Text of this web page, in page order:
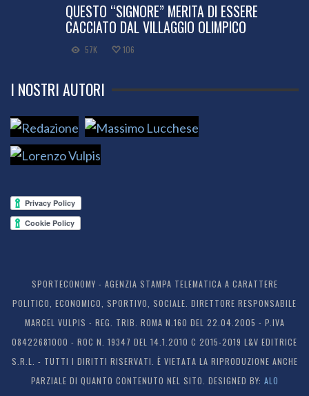
QUESTO “SIGNORE” MERITA DI ESSERE
CACCIATO DAL VILLAGGIO OLIMPICO
57K 106
I NOSTRI AUTORI
SPORTECONOMY - AGENZIA STAMPA TELEMATICA A CARATTERE
POLITICO, ECONOMICO, SPORTIVO, SOCIALE. DIRETTORE RESPONSABILE
MARCEL VULPIS - REG. TRIB. ROMA N.160 DEL 22.04.2005 - P.IVA
08422681000 - ROC N. 19347 DEL 14.1.2010 C 2015-2019 L&V EDITRICE
S.R.L. - TUTTI I DIRITTI RISERVATI. È VIETATA LA RIPRODUZIONE ANCHE
PARZIALE DI QUANTO CONTENUTO NEL SITO. DESIGNED BY: ALO